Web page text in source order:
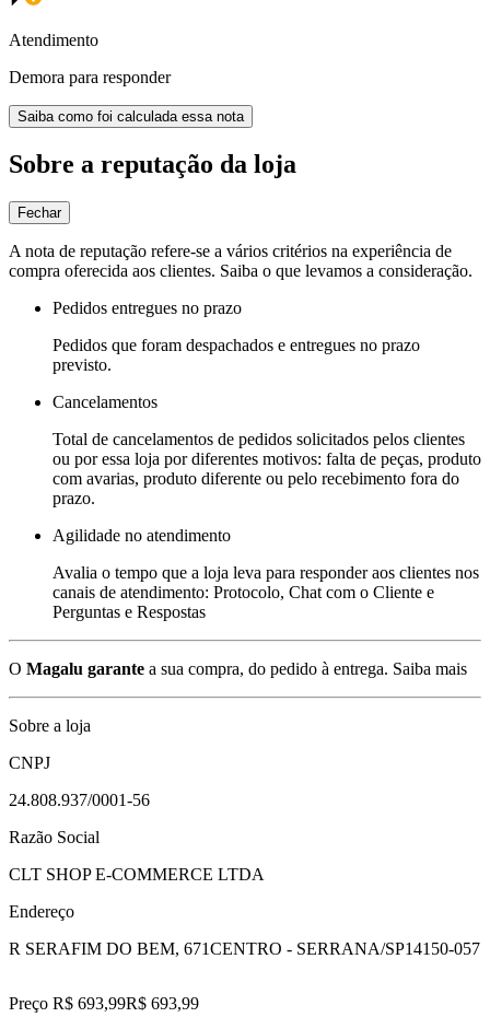
Atendimento
Demora para responder
Saiba como foi calculada essa nota
Sobre a reputação da loja
Fechar
A nota de reputação refere-se a vários critérios na experiência de
compra oferecida aos clientes. Saiba o que levamos a consideração.
Pedidos entregues no prazo
Pedidos que foram despachados e entregues no prazo
previsto.
Cancelamentos
Total de cancelamentos de pedidos solicitados pelos clientes
ou por essa loja por diferentes motivos: falta de peças, produto
com avarias, produto diferente ou pelo recebimento fora do
prazo.
Agilidade no atendimento
Avalia o tempo que a loja leva para responder aos clientes nos
canais de atendimento: Protocolo, Chat com o Cliente e
Perguntas e Respostas
O Magalu garante a sua compra, do pedido à entrega. Saiba mais
Sobre a loja
CNPJ
24.808.937/0001-56
Razão Social
CLT SHOP E-COMMERCE LTDA
Endereço
R SERAFIM DO BEM, 671CENTRO - SERRANA/SP14150-057
Preço R$ 693,99R$ 693,99